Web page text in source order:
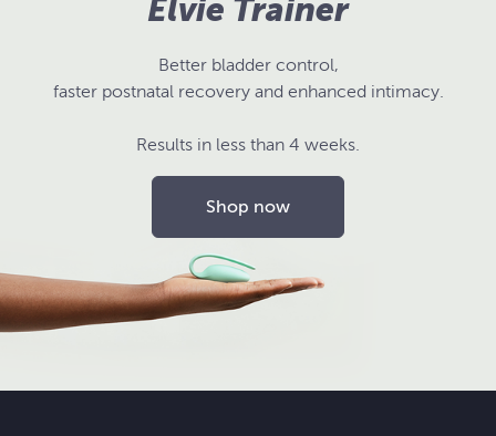
Elvie Trainer
Better bladder control,
faster postnatal recovery and enhanced intimacy.
Results in less than 4 weeks.
Shop now